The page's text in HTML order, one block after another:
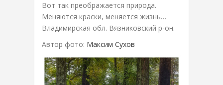
Вот так преображается природа.
Меняются краски, меняется жизнь…
Владимирская обл. Вязниковский р-он.
Автор фото: Максим Сухов